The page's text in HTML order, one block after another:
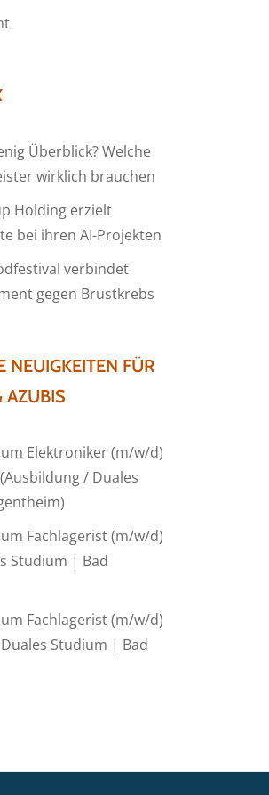
Überblick? Welche
wirklich brauchen
Holding erzielt
bei ihren AI-Projekten
verbindet
gegen Brustkrebs
NEUIGKEITEN FÜR
AZUBIS
Elektroniker (m/w/d)
/ Duales
Fachlagerist (m/w/d)
Studium | Bad
Fachlagerist (m/w/d)
Studium | Bad